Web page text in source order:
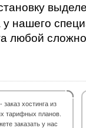
у нашего
любой
- заказ хостинга из
тарифных планов.
заказать у нас